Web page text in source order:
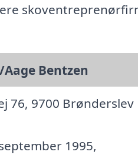
Bentzen
76, 9700 Brønderslev
1995,